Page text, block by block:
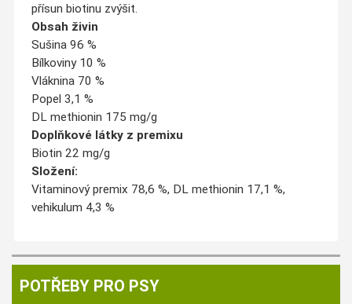
přísun biotinu zvýšit.
Obsah živin
Sušina 96 %
Bílkoviny 10 %
Vláknina 70 %
Popel 3,1 %
DL methionin 175 mg/g
Doplňkové látky z premixu
Biotin 22 mg/g
Složení:
Vitaminový premix 78,6 %, DL methionin 17,1 %,
vehikulum 4,3 %
POTŘEBY PRO PSY